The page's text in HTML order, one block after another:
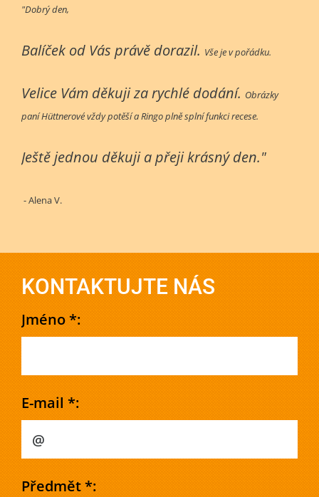
"Dobrý den,
Balíček od Vás právě dorazil. Vše je v pořádku.
Velice Vám děkuji za rychlé dodání. Obrázky
paní Hüttnerové vždy potěší a Ringo plně splní funkci recese.
Ještě jednou děkuji a přeji krásný den."
- Alena V.
KONTAKTUJTE NÁS
Jméno *:
E-mail *:
Předmět *: